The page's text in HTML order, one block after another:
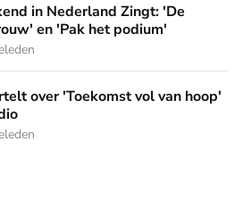
Zingt: 'De sterke vrouw' en 'Pak
in Nederland Zingt: 'De
en 'Pak het podium'
vol van hoop' op de radio
over 'Toekomst vol van hoop'